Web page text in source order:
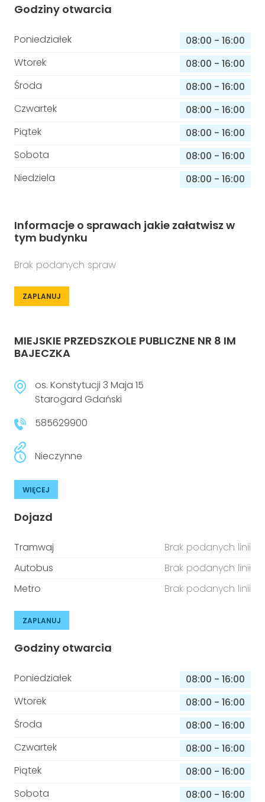
Godziny otwarcia
Poniedziałek 08:00 - 16:00
Wtorek
08:00 - 16:00
Środa
08:00 - 16:00
Czwartek
08:00 - 16:00
Piątek
08:00 - 16:00
Sobota
08:00 - 16:00
Niedziela
08:00 - 16:00
Informacje o sprawach jakie załatwisz w
tym budynku
Brak podanych spraw
ZAPLANUJ
MIEJSKIE PRZEDSZKOLE PUBLICZNE NR 8 IM
BAJECZKA
os. Konstytucji 3 Maja 15
Starogard Gdański
585629900
Nieczynne
WIĘCEJ
Dojazd
Tramwaj
Brak podanych linii
Autobus
Brak podanych linii
Metro
Brak podanych linii
ZAPLANUJ
Godziny otwarcia
Poniedziałek 08:00 - 16:00
Wtorek
08:00 - 16:00
Środa
08:00 - 16:00
Czwartek
08:00 - 16:00
Piątek
08:00 - 16:00
Sobota
08:00 - 16:00